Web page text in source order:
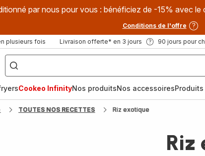
par nous pour vous : bénéficiez de -15% avec le
Conditions de l'offre
plusieurs fois Livraison offerte* en 3 jours 90 jours pour
["Que
recherchez-
vous
?",
fryer",
"Companion"]
Cookeo InfinityNos produitsNos accessoires
TOUTES NOS RECETTES Riz exotique
Riz